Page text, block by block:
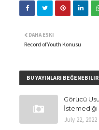
DAHA ESKI
Record of Youth Konusu
BU YAYINLARI
Görücü
İstemediği
July 22, 2022